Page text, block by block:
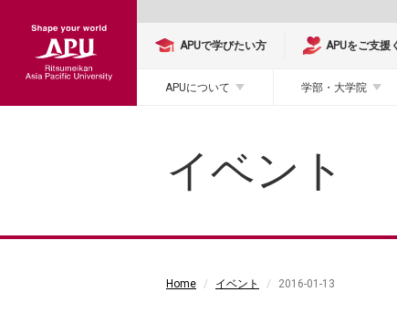
APUで学びたい方 APUをご支援
APUについて 学部・大学院
イベント
Home イベント 2016-01-13